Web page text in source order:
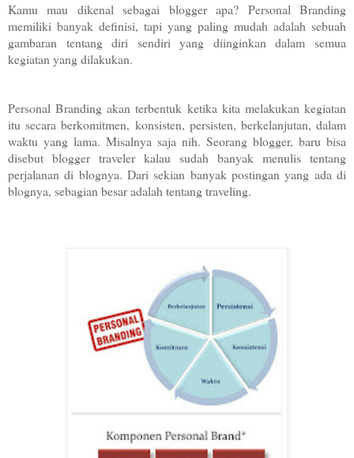
Kamu mau dikenal sebagai blogger apa? Personal Branding
memiliki banyak definisi, tapi yang paling mudah adalah sebuah
gambaran tentang diri sendiri yang diinginkan dalam semua
kegiatan yang dilakukan.
Personal Branding akan terbentuk ketika kita melakukan kegiatan
itu secara berkomitmen, konsisten, persisten, berkelanjutan, dalam
waktu yang lama. Misalnya saja nih. Seorang blogger, baru bisa
disebut blogger traveler kalau sudah banyak menulis tentang
perjalanan di blognya. Dari sekian banyak postingan yang ada di
blognya, sebagian besar adalah tentang traveling.